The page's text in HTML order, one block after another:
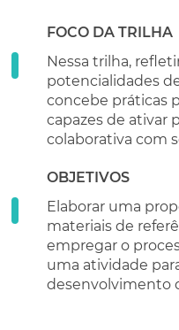
FOCO DA TRILHA
Nessa trilha,
potencialidades
concebe práticas
capazes de ativar
colaborativa com
OBJETIVOS
Elaborar uma
materiais de
empregar o
uma atividade
desenvolvimento